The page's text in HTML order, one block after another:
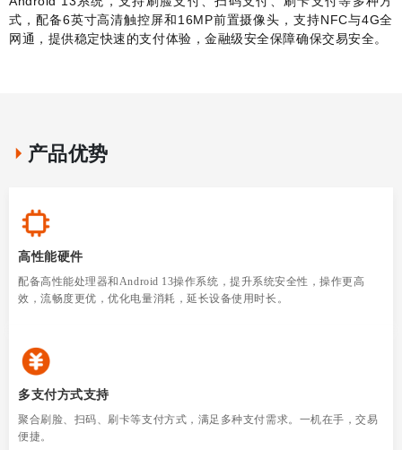
式，配备6英寸高清触控屏和16MP前置摄像头，支持NFC与4G全
网通，提供稳定快速的支付体验，金融级安全保障确保交易安全。
产品优势
高性能硬件
配备高性能处理器和Android 13操作系统，提升系统安全性，操作更高
效，流畅度更优，优化电量消耗，延长设备使用时长。
多支付方式支持
聚合刷脸、扫码、刷卡等支付方式，满足多种支付需求。一机在手，交易
便捷。